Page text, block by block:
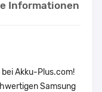
Informationen
Akku-Plus.com!
Samsung